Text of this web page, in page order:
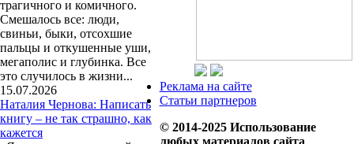
трагичного и комичного.
Смешалось все: люди,
свиньи, быки, отсохшие
пальцы и откушенные уши,
мегаполис и глубинка. Все
это случилось в жизни...
15.07.2026
Наталия Чернова: Написать
книгу – не так страшно, как
кажется
Реклама на сайте
Статьи партнеров
© 2014-2025 Использование